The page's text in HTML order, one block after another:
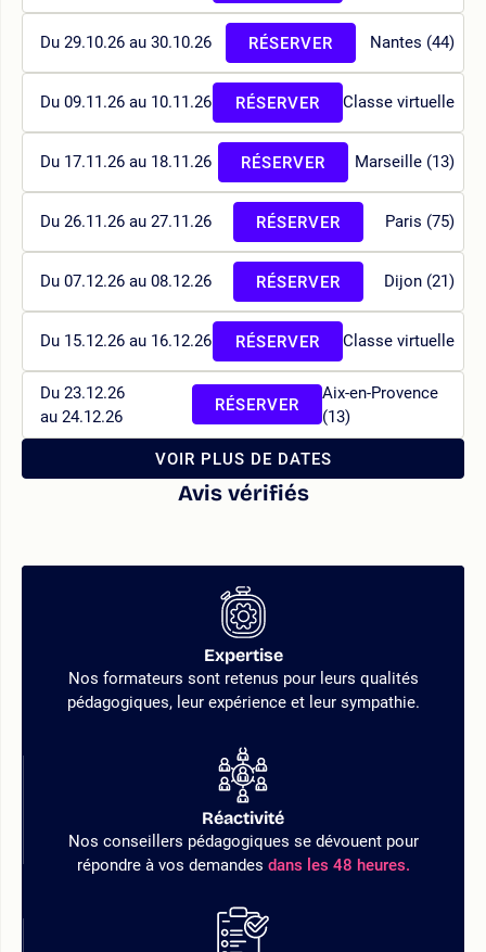
Du 29.10.26 au 30.10.26 Nantes (44)
RÉSERVER
Du 09.11.26 au 10.11.26 Classe virtuelle
RÉSERVER
Du 17.11.26 au 18.11.26 Marseille (13)
RÉSERVER
Du 26.11.26 au 27.11.26 Paris (75)
RÉSERVER
Du 07.12.26 au 08.12.26 Dijon (21)
RÉSERVER
Du 15.12.26 au 16.12.26 Classe virtuelle
RÉSERVER
Du 23.12.26
au 24.12.26
Aix-en-Provence
(13)
RÉSERVER
VOIR PLUS DE DATES
Avis vérifiés
Expertise
Nos formateurs sont retenus pour leurs qualités
pédagogiques, leur expérience et leur sympathie.
Réactivité
Nos conseillers pédagogiques se dévouent pour
répondre à vos demandes dans les 48 heures.